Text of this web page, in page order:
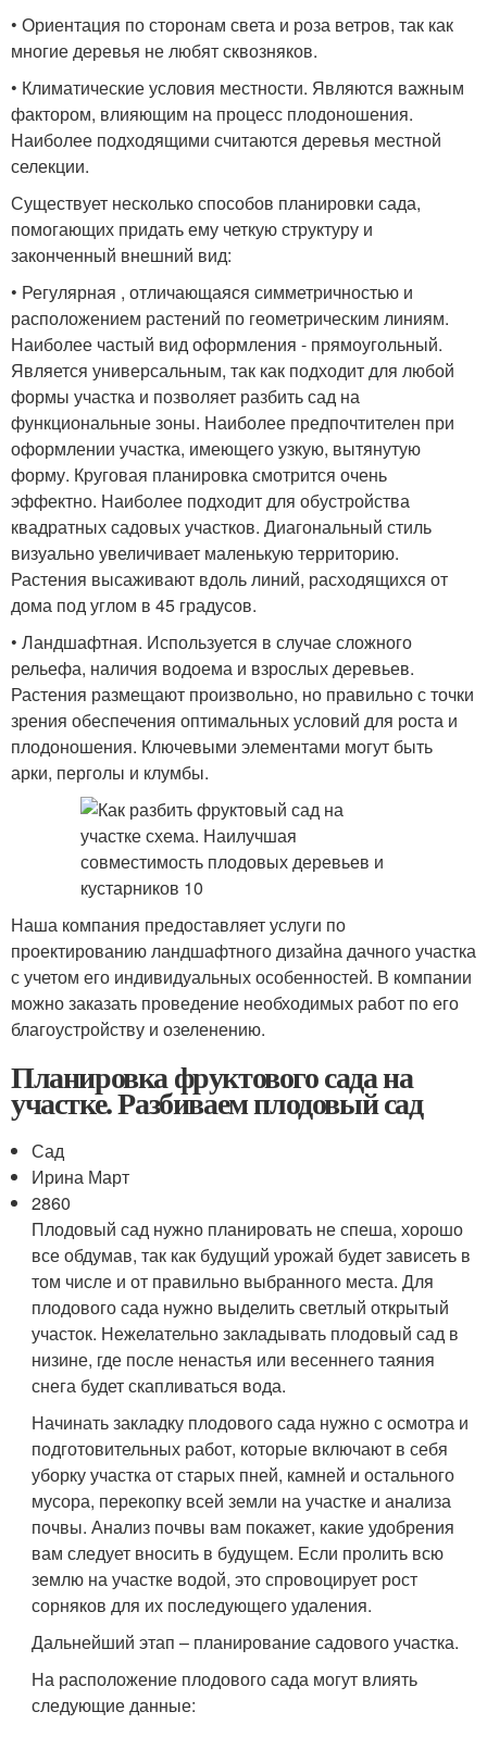
• Ориентация по сторонам света и роза ветров, так как
многие деревья не любят сквозняков.
• Климатические условия местности. Являются важным
фактором, влияющим на процесс плодоношения.
Наиболее подходящими считаются деревья местной
селекции.
Существует несколько способов планировки сада,
помогающих придать ему четкую структуру и
законченный внешний вид:
• Регулярная , отличающаяся симметричностью и
расположением растений по геометрическим линиям.
Наиболее частый вид оформления - прямоугольный.
Является универсальным, так как подходит для любой
формы участка и позволяет разбить сад на
функциональные зоны. Наиболее предпочтителен при
оформлении участка, имеющего узкую, вытянутую
форму. Круговая планировка смотрится очень
эффектно. Наиболее подходит для обустройства
квадратных садовых участков. Диагональный стиль
визуально увеличивает маленькую территорию.
Растения высаживают вдоль линий, расходящихся от
дома под углом в 45 градусов.
• Ландшафтная. Используется в случае сложного
рельефа, наличия водоема и взрослых деревьев.
Растения размещают произвольно, но правильно с точки
зрения обеспечения оптимальных условий для роста и
плодоношения. Ключевыми элементами могут быть
арки, перголы и клумбы.
Наша компания предоставляет услуги по
проектированию ландшафтного дизайна дачного участка
с учетом его индивидуальных особенностей. В компании
можно заказать проведение необходимых работ по его
благоустройству и озеленению.
Планировка фруктового сада на
участке. Разбиваем плодовый сад
Сад
Ирина Март
2860
Плодовый сад нужно планировать не спеша, хорошо
все обдумав, так как будущий урожай будет зависеть в
том числе и от правильно выбранного места. Для
плодового сада нужно выделить светлый открытый
участок. Нежелательно закладывать плодовый сад в
низине, где после ненастья или весеннего таяния
снега будет скапливаться вода.
Начинать закладку плодового сада нужно с осмотра и
подготовительных работ, которые включают в себя
уборку участка от старых пней, камней и остального
мусора, перекопку всей земли на участке и анализа
почвы. Анализ почвы вам покажет, какие удобрения
вам следует вносить в будущем. Если пролить всю
землю на участке водой, это спровоцирует рост
сорняков для их последующего удаления.
Дальнейший этап – планирование садового участка.
На расположение плодового сада могут влиять
следующие данные: